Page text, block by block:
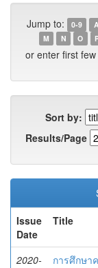
Jump to: 0-9 A
M
N O
or enter first
Sort by:
Results/Page
Issue
Date
Title
2020-
การศึกษา